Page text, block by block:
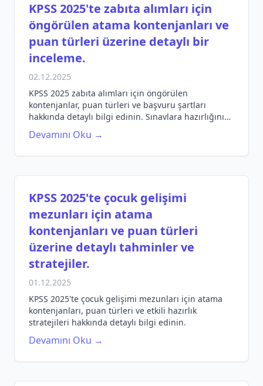
KPSS 2025'te zabıta alımları için
öngörülen atama kontenjanları ve
puan türleri üzerine detaylı bir
inceleme.
02.12.2025
KPSS 2025 zabıta alımları için öngörülen
kontenjanlar, puan türleri ve başvuru şartları
hakkında detaylı bilgi edinin. Sınavlara hazırlığınızı
planlayın!
Devamını Oku →
KPSS 2025'te çocuk gelişimi
mezunları için atama
kontenjanları ve puan türleri
üzerine detaylı tahminler ve
stratejiler.
01.12.2025
KPSS 2025'te çocuk gelişimi mezunları için atama
kontenjanları, puan türleri ve etkili hazırlık
stratejileri hakkında detaylı bilgi edinin.
Devamını Oku →